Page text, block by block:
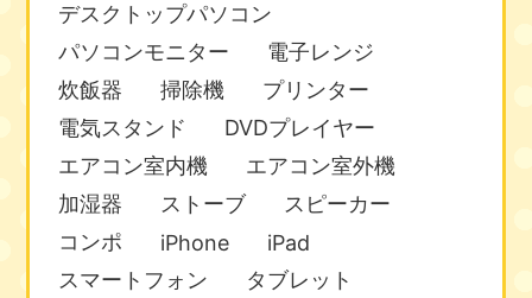
デスクトップパソコン
パソコンモニター
電子レンジ
炊飯器
掃除機
プリンター
電気スタンド
DVDプレイヤー
エアコン室内機
エアコン室外機
加湿器
ストーブ
スピーカー
コンポ
iPhone
iPad
スマートフォン
タブレット